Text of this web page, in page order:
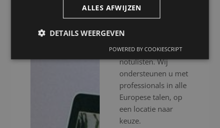
notulist in Bakoe
van professionele
vertalers en
notulisten. Wij
ondersteunen u met
professionals in alle
Europese talen, op
een locatie naar
keuze.
ALLES AFWIJZEN
DETAILS WEERGEVEN
POWERED BY COOKIESCRIPT